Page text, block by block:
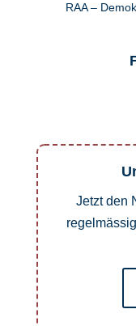
RAA –
Jetzt den